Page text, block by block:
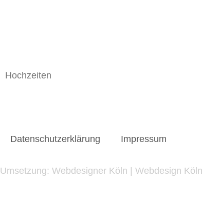
Hochzeiten
Datenschutzerklärung Impressum
Umsetzung: Webdesigner Köln Webdesign Köln